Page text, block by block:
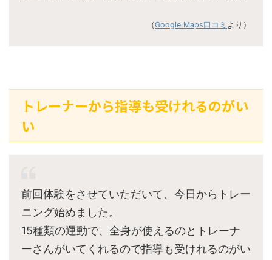
（Google Maps口コミ より）
トレーナーから指導も受けれるのがい
い
前回体験をさせていただいて、今日からトレー
ニング始めました。
15種類の運動で、全身が使えるのとトレーナ
ーさんがいてくれるので指導も受けれるのがい